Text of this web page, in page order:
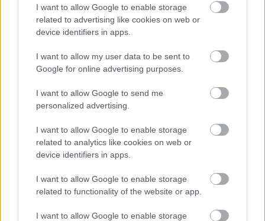
I want to allow Google to enable storage
related to advertising like cookies on web or
device identifiers in apps.
I want to allow my user data to be sent to
Google for online advertising purposes.
I want to allow Google to send me
personalized advertising.
I want to allow Google to enable storage
related to analytics like cookies on web or
device identifiers in apps.
I want to allow Google to enable storage
related to functionality of the website or app.
I want to allow Google to enable storage
GLOBÁL 4 órája
Menesztették a Nemzeti Kommunikációs
Hivatal és a Nemzeti Rendezvényszervező
HÍREK 4 órája
NÉPSZERŰ